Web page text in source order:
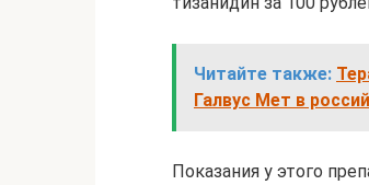
Читайте также:
Галвус Мет в
Показания у этого